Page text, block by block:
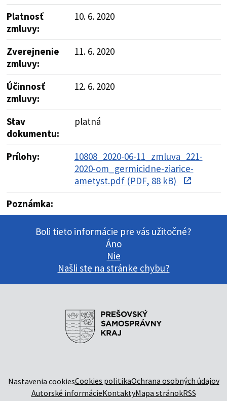
Platnosť
zmluvy:
10. 6. 2020
Zverejnenie
zmluvy:
11. 6. 2020
Účinnosť
zmluvy:
12. 6. 2020
Stav
dokumentu:
platná
Prílohy:
10808_2020-06-11_zmluva_221-
2020-om_germicidne-ziarice-
ametyst.pdf (PDF, 88 kB)
Poznámka:
Boli tieto informácie pre vás užitočné?
Áno
Nie
Našli ste na stránke chybu?
Nastavenia cookiesCookies politikaOchrana osobných údajov
Autorské informácieKontaktyMapa stránokRSS